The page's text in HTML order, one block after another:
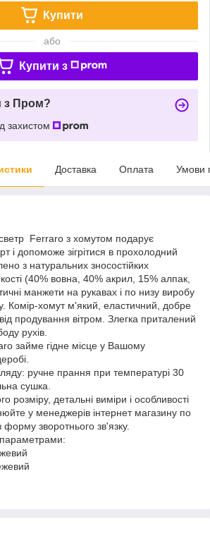
Купити
або
Купити з
з Пром?
захистом
Доставка Оплата Умови
Ferraro з хомутом подарує
і допоможе зігрітися в прохолодний
з натуральних зносостійких
(40% вовна, 40% акрил, 15% алпак,
манжети на рукавах і по низу виробу
Комір-хомут м'який, еластичний, добре
продування вітром. Злегка приталений
рухів.
займе гідне місце у Вашому
ручне прання при температурі 30
сушка.
розміру, детальні виміри і особливості
у менеджерів інтернет магазину по
зворотнього зв'язку.
параметрами: